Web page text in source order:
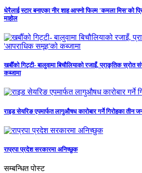
धेरैलाई स्टार बनाएका नीर शाह आफ्नो फिल्म 'कमला मिस'को
माहोल
खर्बौँको गिट्टी- बालुवामा बिचौलियाको रजाइँ, प्राकृतिक
कब्जामा
राइड सेयरिङ एपमार्फत लागुऔषध कारोबार गर्ने गिरोहका तीन
राप्रपा प्रदेश सरकारमा अनिच्छुक
सम्बन्धित पोस्ट